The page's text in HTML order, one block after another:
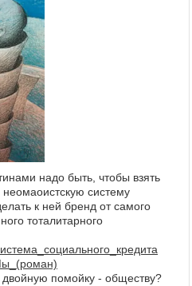
надо быть, чтобы взять
систему
к ней бренд от самого
тоталитарного
двойную помойку - обществу?